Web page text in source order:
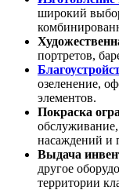
широкий
портретов,
озеленение,
элементов.
Покраска
насаждений и
Выдача
другое
территории